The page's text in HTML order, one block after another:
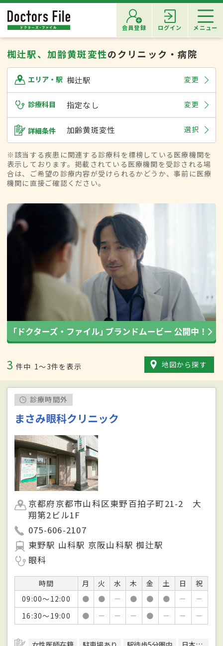
会員登録 ログイン メニュー
椥辻駅、加齢黄斑変性のクリニック・病院
エリア・駅 椥辻駅 変更
診療科目 指定なし 変更
詳細条件 加齢黄斑変性 選択
※該当する疾患に関連する診療科を標榜している医療機関を
表示しております。掲載されている医療機関を受診される場
合は、ご希望の診療内容が受けられるかどうか、事前に医療
機関に直接ご確認ください。
3 件中 1〜3件を表示 地図から探す
診療時間外
まさみ眼科クリニック
京都府京都市山科区東野百拍子町21-2 大
翔第2ビル1F
075-606-2107
東野駅 山科駅 京阪山科駅 椥辻駅
眼科
時間 月 火 水 木 金 土 日
祝
09:00～12:00
● ● － ● ● ● －
－
16:30～19:00
● － － － ● － － －